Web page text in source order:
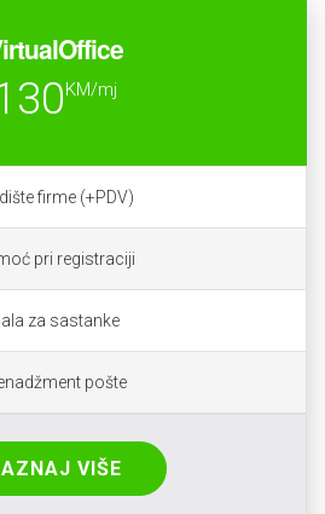
KM/mj
firme (+PDV)
pri registraciji
za sastanke
pošte
VIŠE